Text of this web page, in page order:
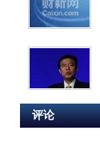
评论